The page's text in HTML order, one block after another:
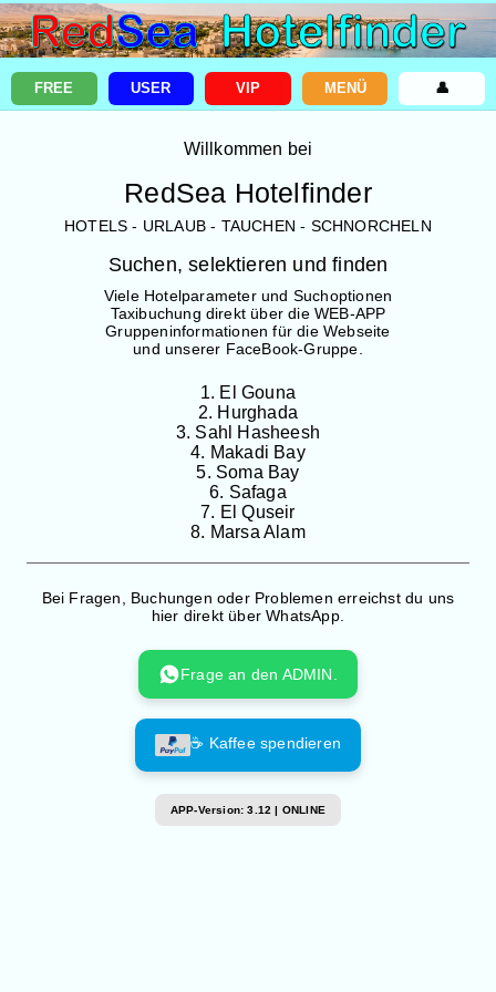
FREE USER VIP MENÜ 👤
Willkommen bei
RedSea Hotelfinder
HOTELS - URLAUB - TAUCHEN - SCHNORCHELN
Suchen, selektieren und finden
Viele Hotelparameter und Suchoptionen
Taxibuchung direkt über die WEB-APP
Gruppeninformationen für die Webseite
und unserer FaceBook-Gruppe.
1. El Gouna
2. Hurghada
3. Sahl Hasheesh
4. Makadi Bay
5. Soma Bay
6. Safaga
7. El Quseir
8. Marsa Alam
Bei Fragen, Buchungen oder Problemen erreichst du uns
hier direkt über WhatsApp.
Frage an den ADMIN.
☕ Kaffee spendieren
APP-Version: 3.12 | ONLINE